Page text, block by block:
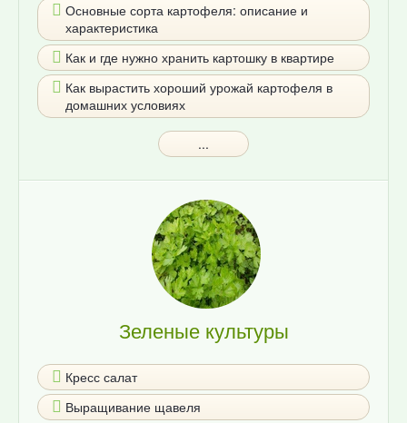
Основные сорта картофеля: описание и
характеристика
Как и где нужно хранить картошку в квартире
Как вырастить хороший урожай картофеля в
домашних условиях
...
Зеленые культуры
Кресс салат
Выращивание щавеля